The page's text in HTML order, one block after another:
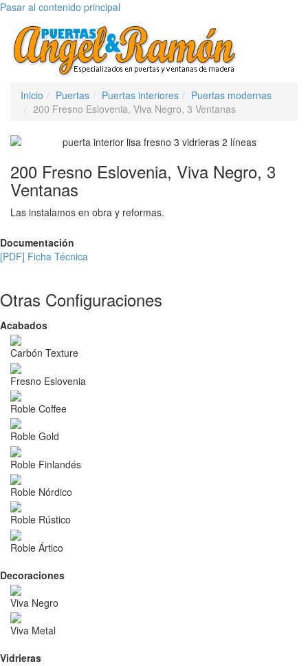
Pasar al contenido principal
Inicio Puertas Puertas interiores
Puertas modernas
200 Fresno Eslovenia, Viva Negro, 3 Ventanas
200 Fresno Eslovenia, Viva Negro, 3
Ventanas
Las instalamos en obra y reformas.
Documentación
[PDF] Ficha Técnica
Otras Configuraciones
Acabados
Carbón Texture
Fresno Eslovenia
Roble Coffee
Roble Gold
Roble Finlandés
Roble Nórdico
Roble Rústico
Roble Ártico
Decoraciones
Viva Negro
Viva Metal
Vidrieras